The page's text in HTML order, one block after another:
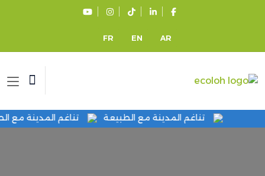
AR
EN
FR
تناغم المدينة مع الطبيعة تناغم المدينة مع